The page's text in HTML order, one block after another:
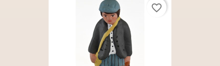
favorite_border